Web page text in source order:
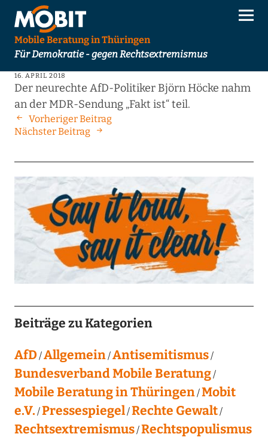
Mobile Beratung in Thüringen
Für Demokratie - gegen Rechtsextremismus
16. APRIL 2018
Der neurechte AfD-Politiker Björn Höcke nahm
an der MDR-Sendung „Fakt ist“ teil.
Vorheriger Beitrag
Nächster Beitrag
Beiträge zu Kategorien
AfD Allgemein Antisemitismus
Bundesverband Mobile Beratung
Mobile Beratung in Thüringen Mobit
e.V. Pressespiegel Rechte Gewalt
Rechtsextremismus Rechtspopulismus